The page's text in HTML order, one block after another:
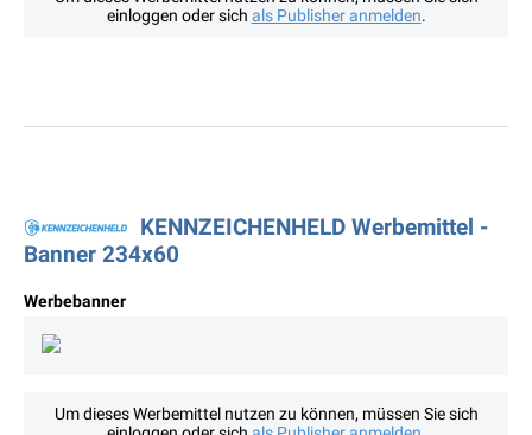
einloggen oder sich als Publisher anmelden.
KENNZEICHENHELD Werbemittel -
Banner 234x60
Werbebanner
Um dieses Werbemittel nutzen zu können, müssen Sie sich